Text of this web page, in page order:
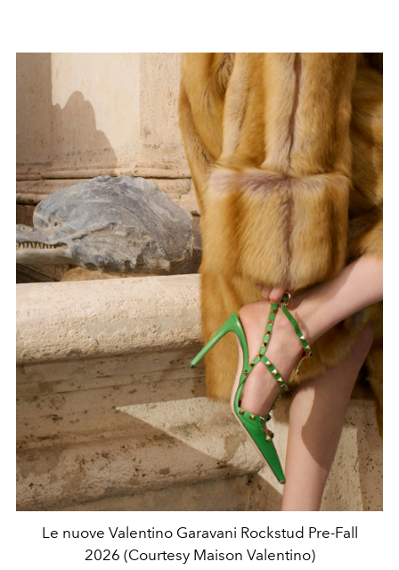
Le nuove Valentino Garavani Rockstud Pre-Fall
2026 (Courtesy Maison Valentino)